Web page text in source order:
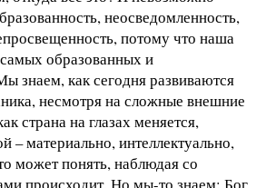
неосведомленность,
потому что наша
образованных и
знаем, как сегодня развиваются
несмотря на сложные внешние
страна на глазах меняется,
– материально, интеллектуально,
может понять, наблюдая со